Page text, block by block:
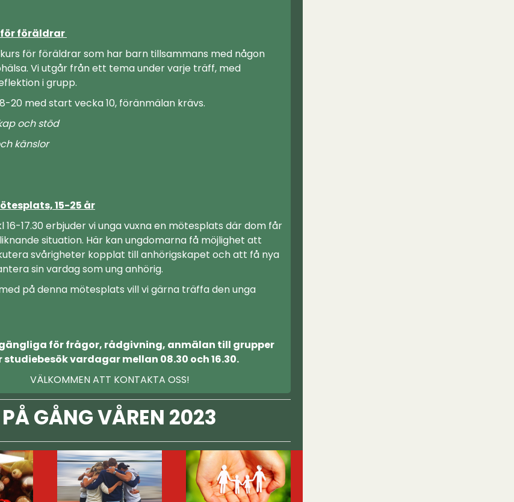
föräldrar
för föräldrar som har barn tillsammans med någon
Vi utgår från ett tema under varje träff, med
i grupp.
20 med start vecka 10, föränmälan krävs.
och stöd
känslor
15-25 år
16-17.30 erbjuder vi unga vuxna en mötesplats där dom får
situation. Här kan ungdomarna få möjlighet att
svårigheter kopplat till anhörigskapet och att få nya
sin vardag som ung anhörig.
på denna mötesplats vill vi gärna träffa den unga
för frågor, rådgivning, anmälan till grupper
studiebesök vardagar mellan 08.30 och 16.30.
VÄLKOMMEN ATT KONTAKTA OSS!
PÅ GÅNG VÅREN 2023